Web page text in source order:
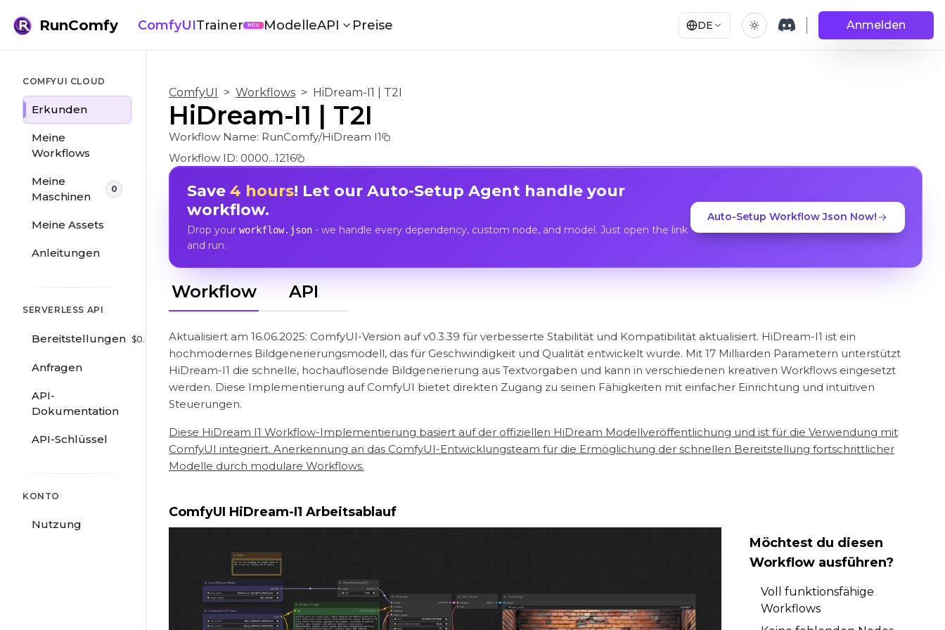
RunComfy ComfyUITrainer NEU ModelleAPI Preise DE Anmelden
COMFYUI CLOUD
Erkunden
Meine
Workflows
Meine
Maschinen
0
Meine Assets
Anleitungen
SERVERLESS API
Bereitstellungen $0.00 /hr
Anfragen
API-
Dokumentation
API-Schlüssel
KONTO
Nutzung
ComfyUI > Workflows > HiDream-I1 | T2I
HiDream-I1 | T2I
Workflow Name: RunComfy/HiDream I1
Workflow ID: 0000...1216
Save 4 hours! Let our Auto-Setup Agent handle your
workflow.
Drop your workflow.json- we handle every dependency, custom node, and model. Just open the link
and run.
Auto-Setup Workflow Json Now!
Workflow API
Aktualisiert am 16.06.2025: ComfyUI-Version auf v0.3.39 für verbesserte Stabilität und Kompatibilität aktualisiert. HiDream-I1 ist ein
hochmodernes Bildgenerierungsmodell, das für Geschwindigkeit und Qualität entwickelt wurde. Mit 17 Milliarden Parametern unterstützt
HiDream-I1 die schnelle, hochauflösende Bildgenerierung aus Textvorgaben und kann in verschiedenen kreativen Workflows eingesetzt
werden. Diese Implementierung auf ComfyUI bietet direkten Zugang zu seinen Fähigkeiten mit einfacher Einrichtung und intuitiven
Steuerungen.
Diese HiDream I1 Workflow-Implementierung basiert auf der offiziellen HiDream Modellveröffentlichung und ist für die Verwendung mit
ComfyUI integriert. Anerkennung an das ComfyUI-Entwicklungsteam für die Ermöglichung der schnellen Bereitstellung fortschrittlicher
Modelle durch modulare Workflows.
ComfyUI HiDream-I1 Arbeitsablauf
Möchtest du diesen
Workflow ausführen?
Voll funktionsfähige
Workflows